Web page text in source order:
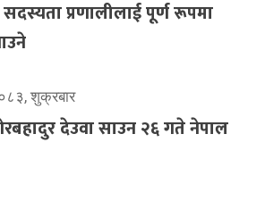
प्रणालीलाई पूर्ण रूपमा
शुक्रबार
देउवा साउन २६ गते नेपाल